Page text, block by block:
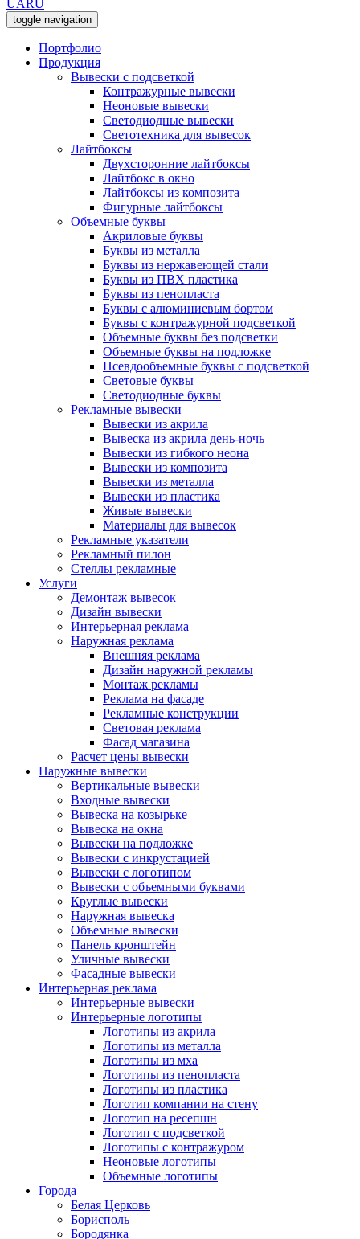
UARU
toggle navigation
Портфолио
Продукция
Вывески с подсветкой
Контражурные вывески
Неоновые вывески
Светодиодные вывески
Светотехника для вывесок
Лайтбоксы
Двухсторонние лайтбоксы
Лайтбокс в окно
Лайтбоксы из композита
Фигурные лайтбоксы
Объемные буквы
Акриловые буквы
Буквы из металла
Буквы из нержавеющей стали
Буквы из ПВХ пластика
Буквы из пенопласта
Буквы с алюминиевым бортом
Буквы с контражурной подсветкой
Объемные буквы без подсветки
Объемные буквы на подложке
Псевдообъемные буквы с подсветкой
Световые буквы
Светодиодные буквы
Рекламные вывески
Вывески из акрила
Вывеска из акрила день-ночь
Вывески из гибкого неона
Вывески из композита
Вывески из металла
Вывески из пластика
Живые вывески
Материалы для вывесок
Рекламные указатели
Рекламный пилон
Стеллы рекламные
Услуги
Демонтаж вывесок
Дизайн вывески
Интерьерная реклама
Наружная реклама
Внешняя реклама
Дизайн наружной рекламы
Монтаж рекламы
Реклама на фасаде
Рекламные конструкции
Световая реклама
Фасад магазина
Расчет цены вывески
Наружные вывески
Вертикальные вывески
Входные вывески
Вывеска на козырьке
Вывеска на окна
Вывески на подложке
Вывески с инкрустацией
Вывески с логотипом
Вывески с объемными буквами
Круглые вывески
Наружная вывеска
Объемные вывески
Панель кронштейн
Уличные вывески
Фасадные вывески
Интерьерная реклама
Интерьерные вывески
Интерьерные логотипы
Логотипы из акрила
Логотипы из металла
Логотипы из мха
Логотипы из пенопласта
Логотипы из пластика
Логотип компании на стену
Логотип на ресепшн
Логотип с подсветкой
Логотипы с контражуром
Неоновые логотипы
Объемные логотипы
Города
Белая Церковь
Борисполь
Бородянка